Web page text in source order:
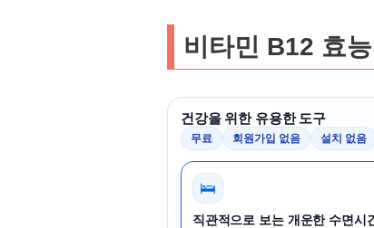
비타민 B12 효능
건강을 위한 유용한 도구
무료 회원가입 없음 설치 없음
🛌
직관적으로 보는 개운한 수면시